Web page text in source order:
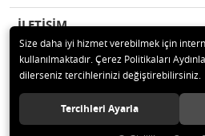
İLETİŞİM
© 2019 Enotek Mühendislik ve
hakları
Size daha iyi hizmet verebilmek için
kullanılmaktadır. Çerez Politikaları
dilerseniz tercihlerinizi değiştirebilirsiniz.
Tercihleri Ayarla